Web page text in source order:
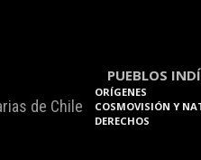
de Chile
PUEBLOS
ORÍGENES
COSMOVISIÓN Y
DERECHOS